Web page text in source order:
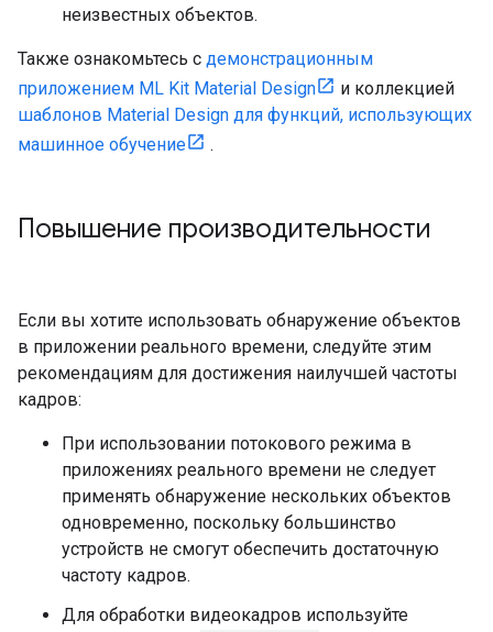
неизвестных объектов.
Также ознакомьтесь с демонстрационным
приложением ML Kit Material Design
и коллекцией
шаблонов Material Design для функций, использующих
машинное обучение
.
Повышение производительности
Если вы хотите использовать обнаружение объектов
в приложении реального времени, следуйте этим
рекомендациям для достижения наилучшей частоты
кадров:
При использовании потокового режима в
приложениях реального времени не следует
применять обнаружение нескольких объектов
одновременно, поскольку большинство
устройств не смогут обеспечить достаточную
частоту кадров.
Для обработки видеокадров используйте